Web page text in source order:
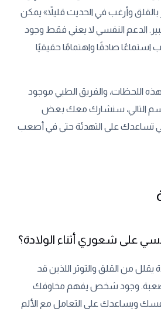
بالقلق وأرغب في الحديث قليلاً» يمكن
الدعم النفسي لا يعني فقط وجود
صادقًا واهتمامًا حقيقيًا
اللحظات، والفريق الطبي موجود
التالي، سنشارك معك بعض
تساعدك على التهدئة حتى في أصعب
على شعوري أثناء الولادة؟
يقلل من القلق والتوتر اللذين قد
وجود شخص يفهم مخاوفك
ويساعدك على التعامل مع الألم